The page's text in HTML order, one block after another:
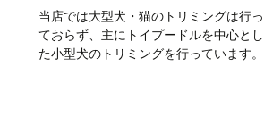
当店では大型犬・猫のトリミングは行っ
ておらず、主にトイプードルを中心とし
た小型犬のトリミングを行っています。